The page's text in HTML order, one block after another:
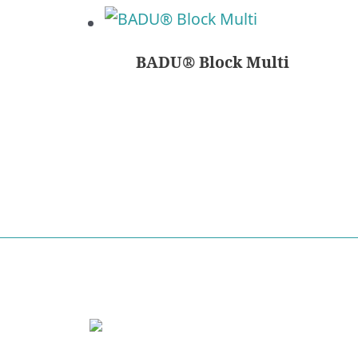
BADU® Block Multi